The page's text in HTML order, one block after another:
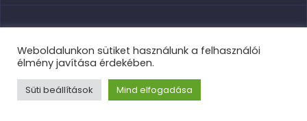
Nyitóoldal
TVSE
Weboldalunkon sütiket használunk a felhasználói
élmény javítása érdekében.
Süti beállítások Mind elfogadása